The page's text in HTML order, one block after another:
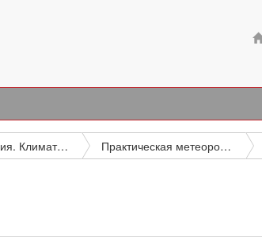
Метеорология. Климатология Практическая метеорология (методы, результаты наблюдений, прогнозы)